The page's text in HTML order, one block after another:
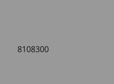
8108300